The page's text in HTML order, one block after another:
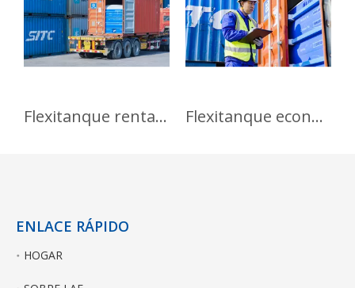
Flexitanque rentable de calidad alimentaria para azúcar líquido Flexitanque económico de grado alimentario para aceite de soja
ENLACE RÁPIDO
HOGAR